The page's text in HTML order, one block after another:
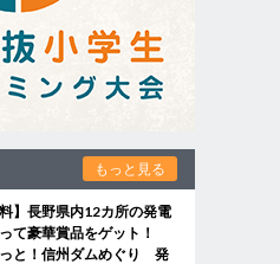
もっと見る
料】長野県内12カ所の発電
て豪華賞品をゲット！
っと！信州ダムめぐり 発